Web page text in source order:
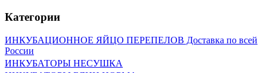
Категории
ИНКУБАЦИОННОЕ ЯЙЦО ПЕРЕПЕЛОВ Доставка по всей
России
ИНКУБАТОРЫ НЕСУШКА